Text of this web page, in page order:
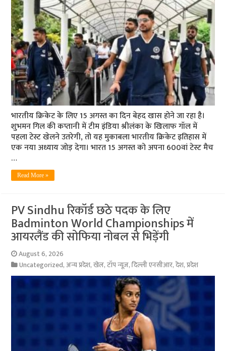
भारतीय क्रिकेट के लिए 15 अगस्त का दिन बेहद खास होने जा रहा है।
शुभमन गिल की कप्तानी में टीम इंडिया श्रीलंका के खिलाफ गॉल में
पहला टेस्ट खेलने उतरेगी, तो यह मुकाबला भारतीय क्रिकेट इतिहास में
एक नया अध्याय जोड़ देगा। भारत 15 अगस्त को अपना 600वां टेस्ट मैच
…
Read More »
PV Sindhu रिकॉर्ड छठे पदक के लिए
Badminton World Championships में
आयरलैंड की सोफिया नोबल से भिड़ेंगी
August 6, 2026
Uncategorized,अन्य प्रदेश,खेल,टॉप न्यूज़,दिल्ली एनसीआर,देश,प्रदेश